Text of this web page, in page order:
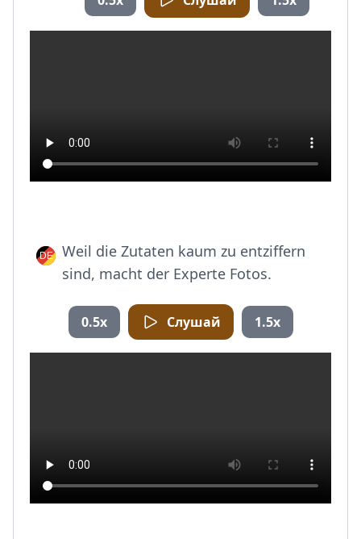
Weil die Zutaten kaum zu entziffern
sind, macht der Experte Fotos.
0.5x Слушай 1.5x